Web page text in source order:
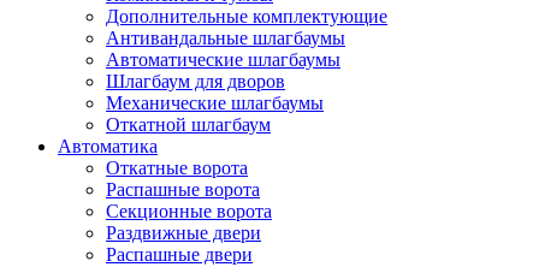
Дополнительные комплектующие
Антивандальные шлагбаумы
Автоматические шлагбаумы
Шлагбаум для дворов
Механические шлагбаумы
Откатной шлагбаум
Автоматика
Откатные ворота
Распашные ворота
Секционные ворота
Раздвижные двери
Распашные двери